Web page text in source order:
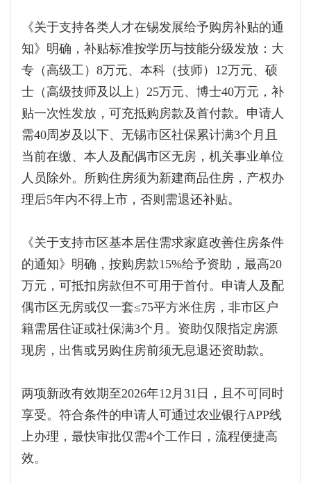
《关于支持各类人才在锡发展给予购房补贴的通
知》明确，补贴标准按学历与技能分级发放：大
专（高级工）8万元、本科（技师）12万元、硕
士（高级技师及以上）25万元、博士40万元，补
贴一次性发放，可充抵购房款及首付款。申请人
需40周岁及以下、无锡市区社保累计满3个月且
当前在缴、本人及配偶市区无房，机关事业单位
人员除外。所购住房须为新建商品住房，产权办
理后5年内不得上市，否则需退还补贴。
《关于支持市区基本居住需求家庭改善住房条件
的通知》明确，按购房款15%给予资助，最高20
万元，可抵扣房款但不可用于首付。申请人及配
偶市区无房或仅一套≤75平方米住房，非市区户
籍需居住证或社保满3个月。资助仅限指定房源
现房，出售或另购住房前须无息退还资助款。
两项新政有效期至2026年12月31日，且不可同时
享受。符合条件的申请人可通过农业银行APP线
上办理，最快审批仅需4个工作日，流程便捷高
效。